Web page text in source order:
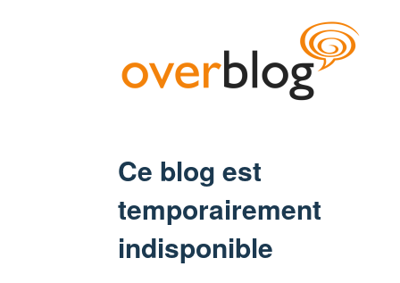
Ce blog est
temporairement
indisponible